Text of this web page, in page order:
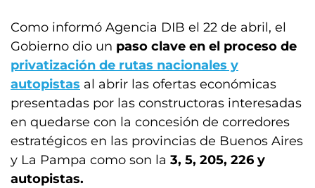
Como informó Agencia DIB el 22 de abril, el
Gobierno dio un paso clave en el proceso de
privatización de rutas nacionales y
autopistas al abrir las ofertas económicas
presentadas por las constructoras interesadas
en quedarse con la concesión de corredores
estratégicos en las provincias de Buenos Aires
y La Pampa como son la 3, 5, 205, 226 y
autopistas.